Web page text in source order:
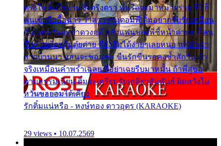
ตรึงใจ ติ๋มใช่งามซึ้งตรึงตรา พี่หรือจะมาหมายร่วมชีวี ก็
คนเขาลืออื้อฉาว ว่าสาวๆรุมตอมพี่ ติ๋มอยากรับรักเหมือน
กัน แต่หวั่นจะช้ำดวงฤดี กลัวแฟนของพี่ชี้หน้าด่าทอ ก็คน
ชื่อต๋อยต้อยตุ้มตุ๋ยต่าย พี่ยังลืมได้ง่ายๆเลยหนอ แค่ตัวเรา
สาวบ้านนา แสนจะซอมซ่อ ขืนรักขืนรอคงช้ำสักวัน ถ้า
จริงเหมือนคำพร่ำเฉลย พี่อย่าเฉยรีบมาหมั้น ถ้าพี่สู่ขอ
ตามธรรมเนียม ติ๋มจะเตรียมรับเกลียวสัมพันธ์ ผิดหวังไม่
หวั่นขอยอมได้เคียง
รักติ๋มแน่หรือ - หงษ์ทอง ดาวอุดร (KARAOKE)
29 views • 10.07.2569